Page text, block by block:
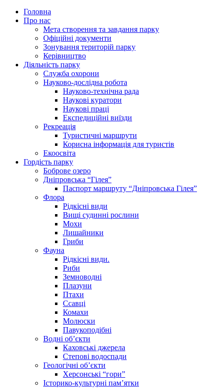
Головна
Про нас
Мета створення та завдання парку
Офіційні документи
Зонування територій парку
Керівництво
Діяльність парку
Служба охорони
Науково-дослідна робота
Науково-технічна рада
Наукові куратори
Наукові праці
Експедиційні виїзди
Рекреація
Туристичні маршрути
Корисна інформація для туристів
Екоосвіта
Гордість парку
Боброве озеро
Дніпровська “Гілея”
Паспорт маршруту “Дніпровська Гілея”
Флора
Рідкісні види
Вищі судинні рослини
Мохи
Лишайники
Гриби
Фауна
Рідкісні види.
Риби
Земноводні
Плазуни
Птахи
Ссавці
Комахи
Молюски
Павукоподібні
Водні об’єкти
Каховські джерела
Степові водоспади
Геологічні об’єкти
Херсонські “гори”
Історико-культурні пам’ятки